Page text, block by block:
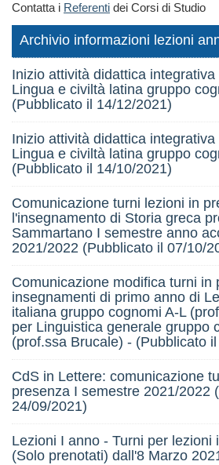
Contatta i Referenti dei Corsi di Studio
Archivio informazioni lezioni
Inizio attività didattica
Lingua e civiltà latina gruppo
(Pubblicato il 14/12/2021)
Inizio attività didattica
Lingua e civiltà latina gruppo
(Pubblicato il 14/10/2021)
Comunicazione turni lezioni in
l'insegnamento di Storia greca
Sammartano I semestre anno
2021/2022 (Pubblicato il 07/10/
Comunicazione modifica turni in
insegnamenti di primo anno di
italiana gruppo cognomi A-L
per Linguistica generale gruppo
(prof.ssa Brucale) - (Pubblicato
CdS in Lettere: comunicazione
presenza I semestre 2021/2022
24/09/2021)
Lezioni I anno - Turni per lezioni
(Solo prenotati) dall'8 Marzo